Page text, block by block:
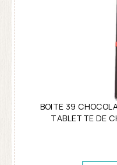
BOITE 39
TABLETTE DE